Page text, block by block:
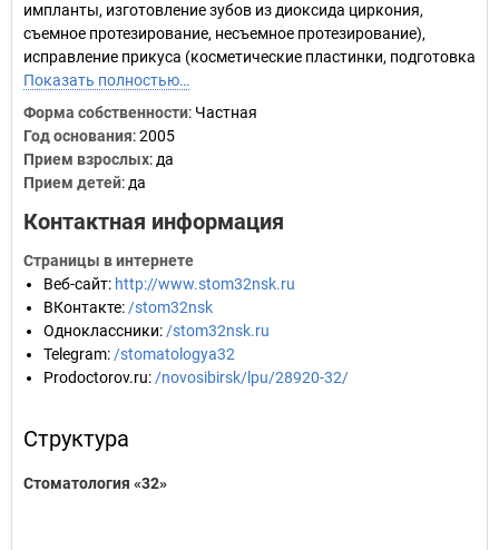
импланты, изготовление зубов из диоксида циркония,
съемное протезирование, несъемное протезирование),
исправление прикуса (косметические пластинки, подготовка
Показать полностью…
Форма собственности: Частная
Год основания:2005
Прием взрослых: да
Прием детей: да
Контактная информация
Страницы в интернете
Веб-сайт: http://www.stom32nsk.ru
ВКонтакте: /stom32nsk
Одноклассники: /stom32nsk.ru
Telegram: /stomatologya32
Prodoctorov.ru: /novosibirsk/lpu/28920-32/
Структура
Стоматология «32»